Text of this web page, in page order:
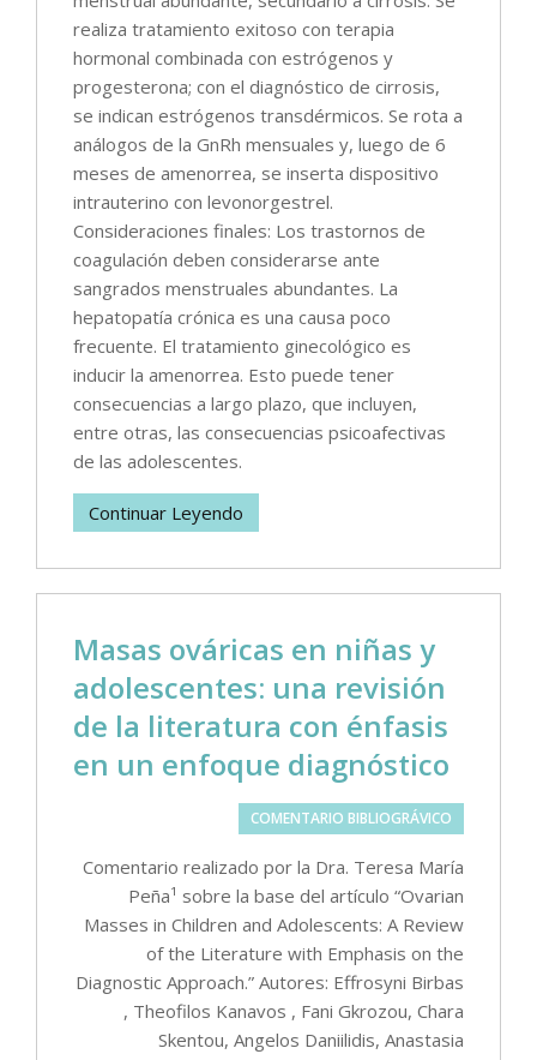
realiza tratamiento exitoso con terapia
hormonal combinada con estrógenos y
progesterona; con el diagnóstico de cirrosis,
se indican estrógenos transdérmicos. Se rota a
análogos de la GnRh mensuales y, luego de 6
meses de amenorrea, se inserta dispositivo
intrauterino con levonorgestrel.
Consideraciones finales: Los trastornos de
coagulación deben considerarse ante
sangrados menstruales abundantes. La
hepatopatía crónica es una causa poco
frecuente. El tratamiento ginecológico es
inducir la amenorrea. Esto puede tener
consecuencias a largo plazo, que incluyen,
entre otras, las consecuencias psicoafectivas
de las adolescentes.
Continuar Leyendo
Masas ováricas en niñas y
adolescentes: una revisión
de la literatura con énfasis
en un enfoque diagnóstico
COMENTARIO BIBLIOGRÁVICO
Comentario realizado por la Dra. Teresa María
Peña¹ sobre la base del artículo “Ovarian
Masses in Children and Adolescents: A Review
of the Literature with Emphasis on the
Diagnostic Approach.” Autores: Effrosyni Birbas
, Theofilos Kanavos , Fani Gkrozou, Chara
Skentou, Angelos Daniilidis, Anastasia